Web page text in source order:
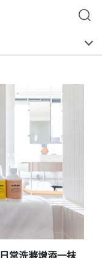
常洗滌增添一抹